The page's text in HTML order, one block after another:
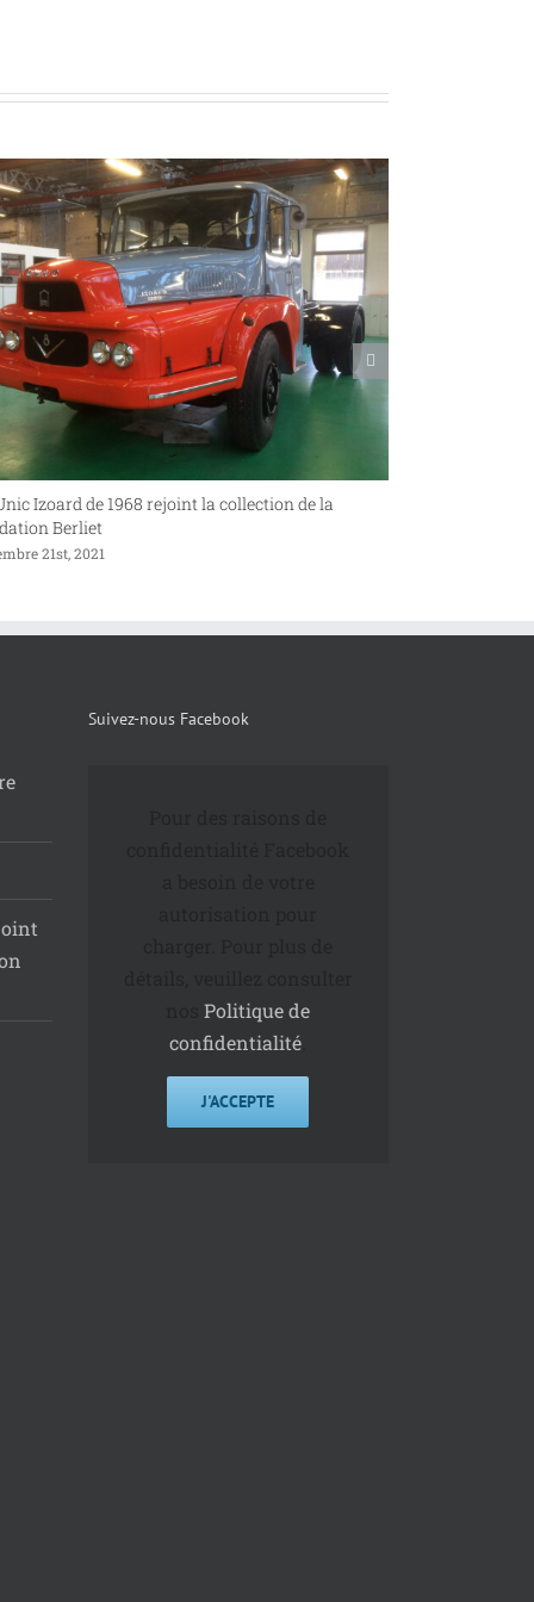
Izoard de 1968 rejoint la collection de la
Berliet
21st, 2021
Suivez-nous Facebook
nosPolitique de
confidentialité
J'ACCEPTE